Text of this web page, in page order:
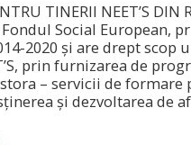
TINERII NEET’S DIN
Social European,
2020 și are drept scop
prin furnizarea de
– servicii de formare
și dezvoltarea de